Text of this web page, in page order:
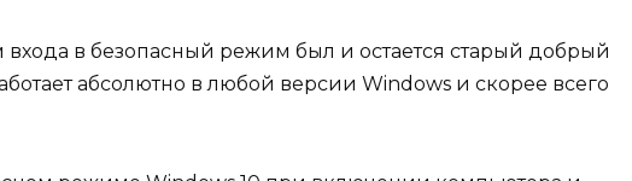
в безопасный режим был и остается старый добрый
абсолютно в любой версии Windows и скорее всего